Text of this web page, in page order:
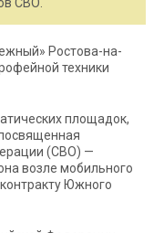
Ростова-на-
техники
площадок,
(СВО) —
возле мобильного
Южного